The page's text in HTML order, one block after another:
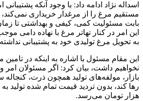
اسداله نژاد ادامه داد: با وجود آنکه پشتیبانی
بابت مسئولیت کمی، کیفی و بهداشتی تا
این امر در کنار تهاتر مرغ با نهاده دامی
به تحویل مرغ تولیدی خود به پشتیبانی
این مقام مسئول با اشاره به اینکه در
نخواهیم داشت، بیان کرد: اگر مسئولان امر
بازار، مولفه‌های تولید همچون ذرت، کنجاله
هزار تومان می‌رسد.